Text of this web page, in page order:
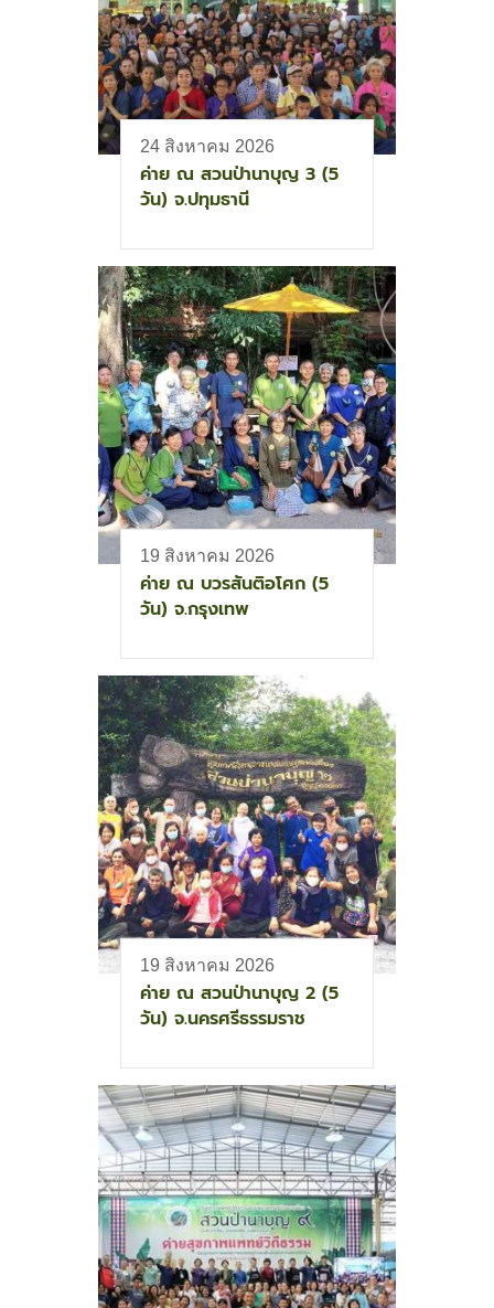
24 สิงหาคม 2026
ค่าย ณ สวนป่านาบุญ 3 (5
วัน) จ.ปทุมธานี
19 สิงหาคม 2026
ค่าย ณ บวรสันติอโศก (5
วัน) จ.กรุงเทพ
19 สิงหาคม 2026
ค่าย ณ สวนป่านาบุญ 2 (5
วัน) จ.นครศรีธรรมราช